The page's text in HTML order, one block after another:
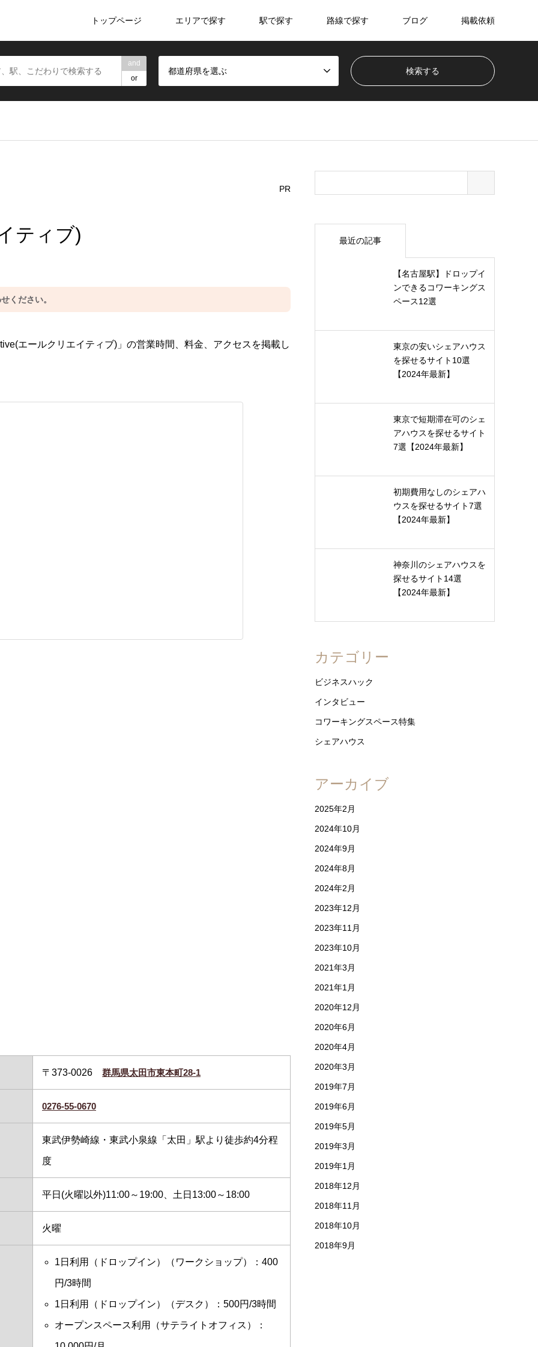
トップページ エリアで探す 駅で探す 路線で探す ブログ 掲載依頼
and
or
都道府県を選ぶ
PR
ティブ)
ください。
エールクリエイティブ)」の営業時間、料金、アクセスを掲載し
〒373-0026 群馬県太田市東本町28-1
0276-55-0670
東武伊勢崎線・東武小泉線「太田」駅より徒歩約4分程
度
平日(火曜以外)11:00～19:00、土日13:00～18:00
火曜
1日利用（ドロップイン）（ワークショップ）：400
円/3時間
1日利用（ドロップイン）（デスク）：500円/3時間
オープンスペース利用（サテライトオフィス）：
最近の記事
【名古屋駅】ドロップイ
ンできるコワーキングス
ペース12選
東京の安いシェアハウス
を探せるサイト10選
【2024年最新】
東京で短期滞在可のシェ
アハウスを探せるサイト
7選【2024年最新】
初期費用なしのシェアハ
ウスを探せるサイト7選
【2024年最新】
神奈川のシェアハウスを
探せるサイト14選
【2024年最新】
カテゴリー
ビジネスハック
インタビュー
コワーキングスペース特集
シェアハウス
アーカイブ
2025年2月
2024年10月
2024年9月
2024年8月
2024年2月
2023年12月
2023年11月
2023年10月
2021年3月
2021年1月
2020年12月
2020年6月
2020年4月
2020年3月
2019年7月
2019年6月
2019年5月
2019年3月
2019年1月
2018年12月
2018年11月
2018年10月
2018年9月